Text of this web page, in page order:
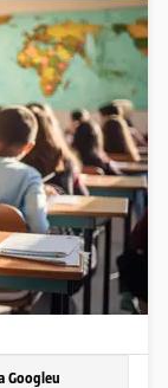
Googleu